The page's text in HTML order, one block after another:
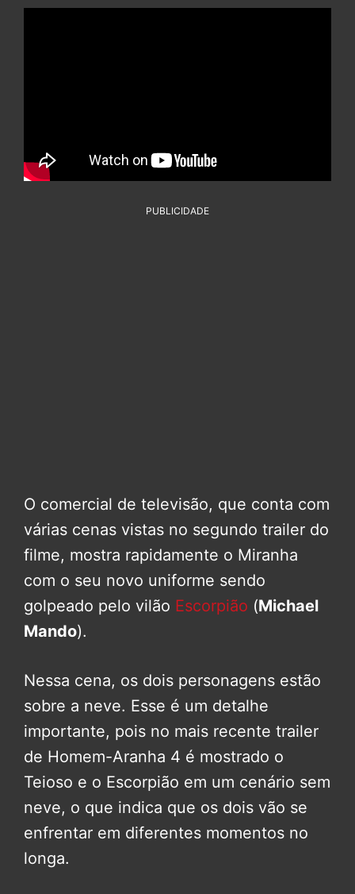
PUBLICIDADE
O comercial de televisão, que conta com
várias cenas vistas no segundo trailer do
filme, mostra rapidamente o Miranha
com o seu novo uniforme sendo
golpeado pelo vilão Escorpião (Michael
Mando).
Nessa cena, os dois personagens estão
sobre a neve. Esse é um detalhe
importante, pois no mais recente trailer
de Homem-Aranha 4 é mostrado o
Teioso e o Escorpião em um cenário sem
neve, o que indica que os dois vão se
enfrentar em diferentes momentos no
longa.